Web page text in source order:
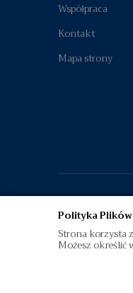
Polityka
Strona korzysta
Możesz określić
Współpraca
Kontakt
Mapa strony